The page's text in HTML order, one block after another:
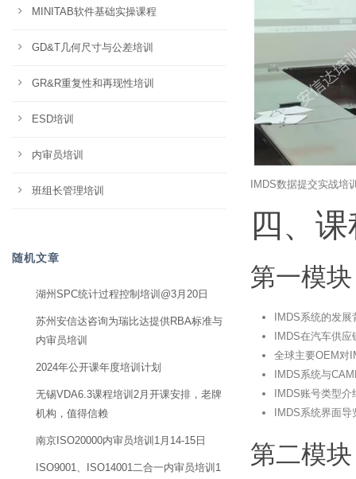
IMDS数据提交实战培
四、
第一模
IMDS系统的发
IMDS在汽车供
全球主要OEM对
IMDS系统与
IMDS账号类型
IMDS系统界面
第二模
MINITAB软件基础实操课程
GD&T几何尺寸与公差培训
GR&R重复性和再现性培训
ESD培训
内审员培训
班组长管理培训
随机文章
湖州SPC统计过程控制培训@3月20日
苏州安信达咨询为瑞比达提供RBA标准与
内审员培训
2024年公开课年度培训计划
无锡VDA6.3课程培训2月开课安排，老牌
机构，值得信赖
南京ISO20000内审员培训1月14-15日
ISO9001、ISO14001二合一内审员培训1